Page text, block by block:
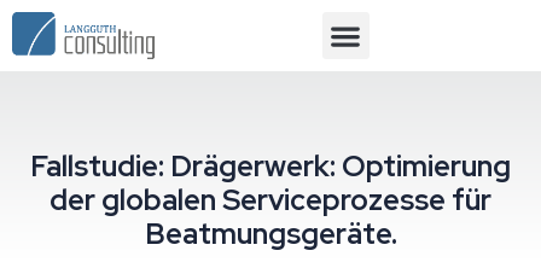
Fallstudie: Drägerwerk: Optimierung
der globalen Serviceprozesse für
Beatmungsgeräte.